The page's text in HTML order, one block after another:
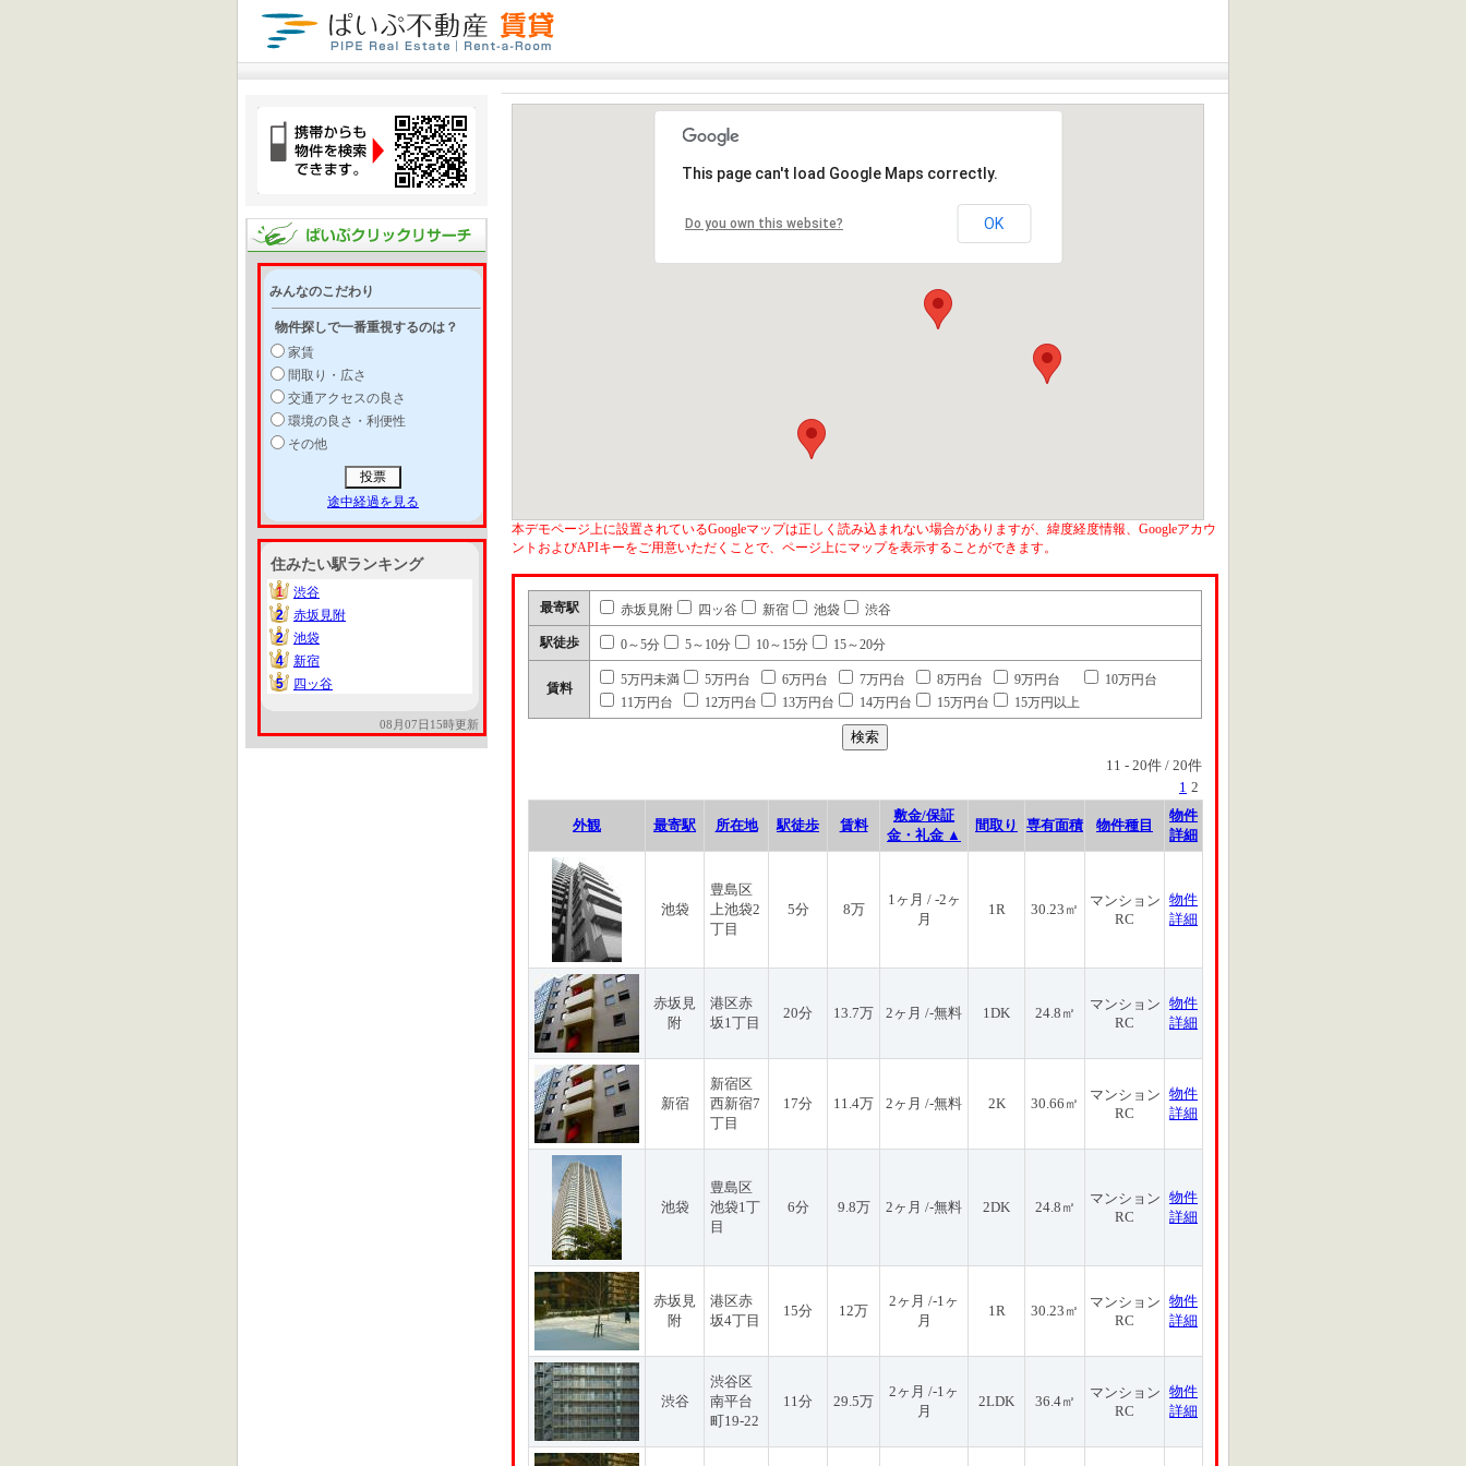
みんなのこだわり
物件探しで一番重視するのは？
家賃
間取り・広さ
交通アクセスの良さ
環境の良さ・利便性
その他
途中経過を見る
住みたい駅ランキング
1
1
渋谷
2
2
赤坂見附
2
2
池袋
4
4
新宿
5
5 四ッ谷
08月07日15時更新
This page can't load Google Maps correctly.
Do you own this website? OK
本デモページ上に設置されているGoogleマップは正しく読み込まれない場合がありますが、緯度経度情報、Googleアカウ
ントおよびAPIキーをご用意いただくことで、ページ上にマップを表示することができます。
最寄駅 赤坂見附 四ッ谷 新宿 池袋 渋谷
駅徒歩 0～5分 5～10分 10～15分 15～20分
賃料
5万円未満 5万円台 6万円台 7万円台 8万円台 9万円台
10万円台
11万円台
12万円台 13万円台 14万円台 15万円台 15万円以上
11 - 20件 / 20件
1 2
外観 最寄駅 所在地 駅徒歩 賃料
敷金/保証
金・礼金 ▲
間取り 専有面積 物件種目
物件
詳細
池袋
豊島区
上池袋2
丁目
5分 8万
1ヶ月 / -2ヶ
月
1R 30.23㎡
マンション
RC
物件
詳細
赤坂見
附
港区赤
坂1丁目
20分 13.7万 2ヶ月 /-無料 1DK 24.8㎡
マンション
RC
物件
詳細
新宿
新宿区
西新宿7
丁目
17分 11.4万 2ヶ月 /-無料 2K 30.66㎡
マンション
RC
物件
詳細
池袋
豊島区
池袋1丁
目
6分 9.8万 2ヶ月 /-無料 2DK 24.8㎡
マンション
RC
物件
詳細
赤坂見
附
港区赤
坂4丁目
15分 12万
2ヶ月 /-1ヶ
月
1R 30.23㎡
マンション
RC
物件
詳細
渋谷
渋谷区
南平台
町19-22
11分 29.5万
2ヶ月 /-1ヶ
月
2LDK 36.4㎡
マンション
RC
物件
詳細